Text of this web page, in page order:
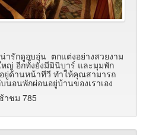
ารักดูอบอุ่น ตกแต่งอย่างสวยงาม
หญ่ อีกทั้งยังมีมินิบาร์ และมุมพัก
ด้านหน้าทีวี ทำให้คุณสามารถ
นอนพักผ่อนอยู่บ้านของเราเอง
าชม 785